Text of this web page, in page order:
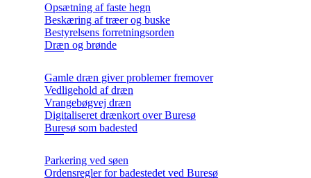
Opsætning af faste hegn
Beskæring af træer og buske
Bestyrelsens forretningsorden
Dræn og brønde
Gamle dræn giver problemer fremover
Vedligehold af dræn
Vrangebøgvej dræn
Digitaliseret drænkort over Buresø
Buresø som badested
Parkering ved søen
Ordensregler for badestedet ved Buresø